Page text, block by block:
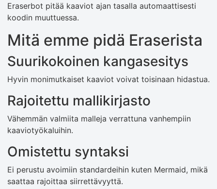
Eraserbot pitää kaaviot ajan tasalla automaattisesti
koodin muuttuessa.
Mitä emme pidä Eraserista
Suurikokoinen kangasesitys
Hyvin monimutkaiset kaaviot voivat toisinaan hidastua.
Rajoitettu mallikirjasto
Vähemmän valmiita malleja verrattuna vanhempiin
kaaviotyökaluihin.
Omistettu syntaksi
Ei perustu avoimiin standardeihin kuten Mermaid, mikä
saattaa rajoittaa siirrettävyyttä.